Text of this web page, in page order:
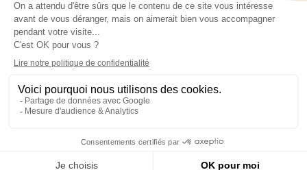
Politique de données à caractère personnel
REJOIGNEZ-NOUS !